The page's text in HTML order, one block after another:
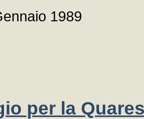
1989
per la